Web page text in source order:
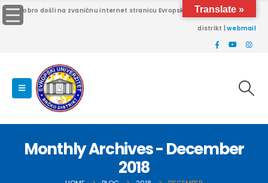
Dobro došli na zvaničnu internet stranicu Evropskog univerziteta Brčko
distrikt |webmail
Monthly Archives - December
2018
Translate »